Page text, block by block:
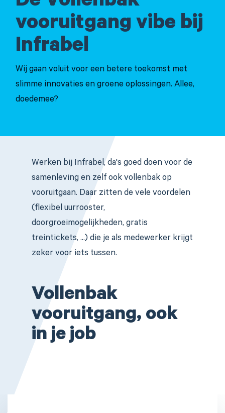
vooruitgang vibe bij
Infrabel
Wij gaan voluit voor een betere toekomst met
slimme innovaties en groene oplossingen. Allee,
doedemee?
Werken bij Infrabel, da's goed doen voor de
samenleving en zelf ook vollenbak op
vooruitgaan. Daar zitten de vele voordelen
(flexibel uurrooster,
doorgroeimogelijkheden, gratis
treintickets, ...) die je als medewerker krijgt
zeker voor iets tussen.
Vollenbak
vooruitgang, ook
in je job